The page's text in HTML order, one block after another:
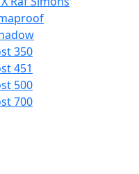
350
451
500
700